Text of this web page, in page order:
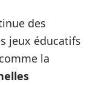
des
jeux éducatifs
la